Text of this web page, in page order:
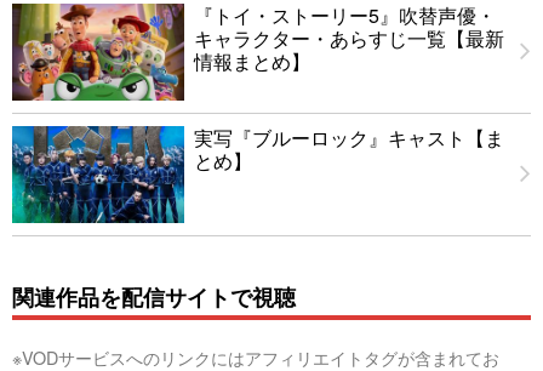
『トイ・ストーリー5』吹替声優・
キャラクター・あらすじ一覧【最新
情報まとめ】
実写『ブルーロック』キャスト【ま
とめ】
関連作品を配信サイトで視聴
※VODサービスへのリンクにはアフィリエイトタグが含まれてお